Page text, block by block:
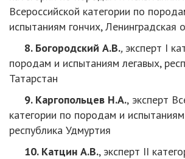
Всероссийской категории по
испытаниям гончих, Ленинградская
8. Богородский А.В., эксперт I
породам и испытаниям легавых,
Татарстан
9. Каргопольцев Н.А., эксперт
категории по породам и
республика Удмуртия
10. Катцин А.В., эксперт II